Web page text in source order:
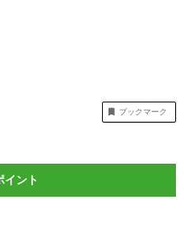
ブックマーク
イント